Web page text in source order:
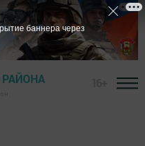
РАЙОНА
баннера через